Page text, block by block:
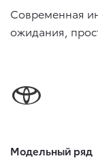
Современная
ожидания,
Модельный ряд